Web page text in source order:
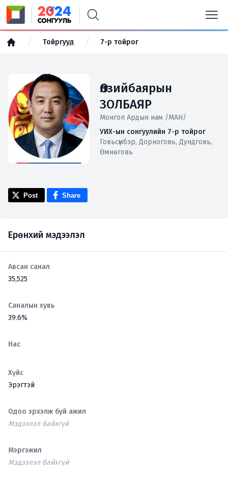
Тойргууд 7-р тойрог
Өлзийбаярын
ЗОЛБАЯР
Монгол Ардын нам /МАН/
УИХ-ын сонгуулийн 7-р тойрог
Говьсүмбэр, Дорноговь, Дундговь,
Өмнөговь
Post Share
Ерөнхий мэдээлэл
Авсан санал
35,525
Саналын хувь
39.6%
Нас
Хүйс
Эрэгтэй
Одоо эрхэлж буй ажил
Мэдээлэл байхгүй
Мэргэжил
Мэдээлэл байхгүй